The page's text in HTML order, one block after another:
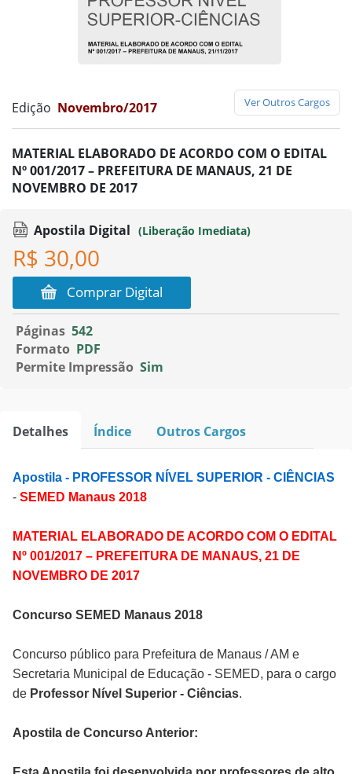
Edição Novembro/2017 Ver Outros Cargos
MATERIAL ELABORADO DE ACORDO COM O EDITAL
Nº 001/2017 – PREFEITURA DE MANAUS, 21 DE
NOVEMBRO DE 2017
Apostila Digital (Liberação Imediata)
R$ 30,00
Comprar Digital
Páginas 542
Formato PDF
Permite Impressão Sim
Detalhes Índice Outros Cargos
Apostila - PROFESSOR NÍVEL SUPERIOR - CIÊNCIAS
- SEMED Manaus 2018
MATERIAL ELABORADO DE ACORDO COM O EDITAL
Nº 001/2017 – PREFEITURA DE MANAUS, 21 DE
NOVEMBRO DE 2017
Concurso SEMED Manaus 2018
Concurso público para Prefeitura de Manaus / AM e
Secretaria Municipal de Educação - SEMED, para o cargo
de Professor Nível Superior - Ciências.
Apostila de Concurso Anterior: